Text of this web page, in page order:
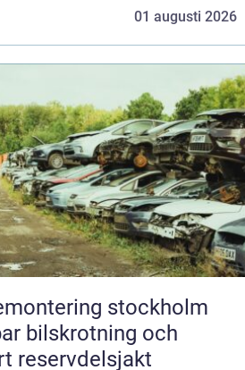
01 augusti 2026
stockholm
bilskrotning och
reservdelsjakt